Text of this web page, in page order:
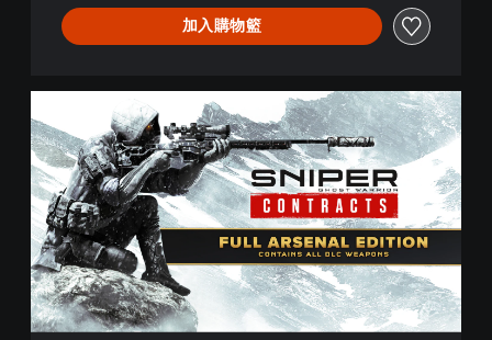
r
c
t
s
(
簡
體
中
文
,
韓
加入購物籃
u
l
l
A
r
s
e
n
a
l
E